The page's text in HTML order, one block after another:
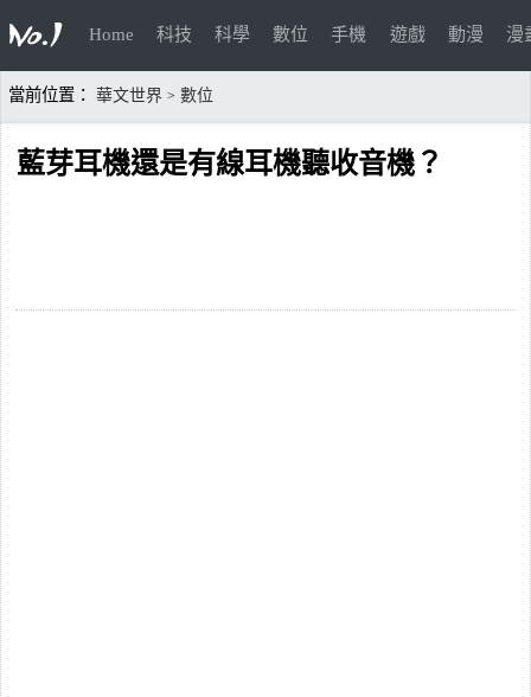
Home 科技 科學 數位 手機 遊戲 動漫 漫
當前位置： 華文世界 > 數位
藍芽耳機還是有線耳機聽收音機？